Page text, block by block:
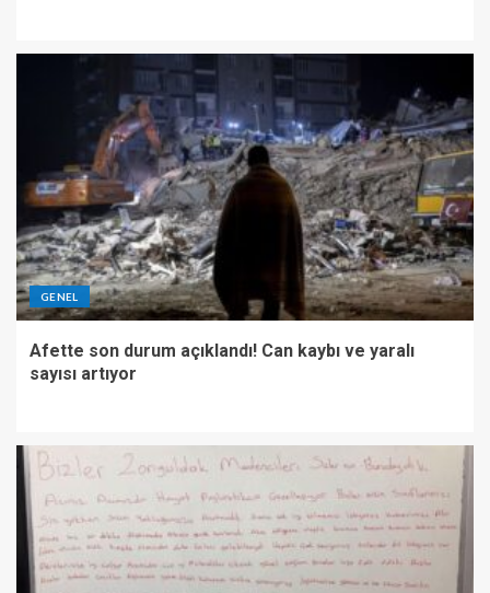
GENEL
Afette son durum açıklandı! Can kaybı ve yaralı
sayısı artıyor